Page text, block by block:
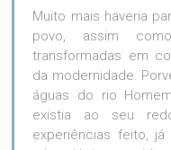
Muito mais haveria
povo, assim
transformadas em
da modernidade.
águas do rio
existia ao seu
experiências feito,